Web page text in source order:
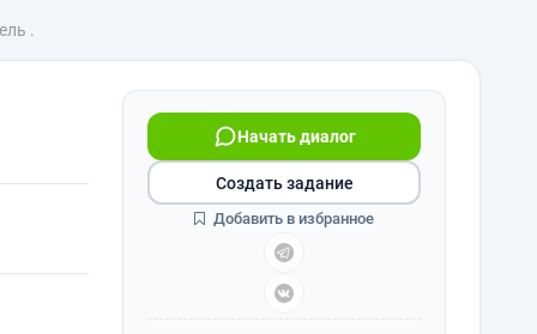
.
Начать диалог
Создать задание
Добавить в избранное